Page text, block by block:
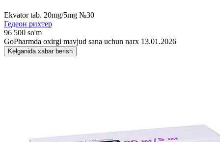
Ekvator tab. 20mg/5mg №30
Гедеон рихтер
96 500 so'm
GoPharmda oxirgi mavjud sana uchun narx 13.01.2026
Kelganida xabar berish